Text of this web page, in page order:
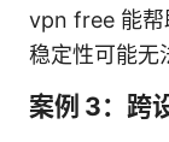
vpn free 能帮
稳定性可能无
案例 3：跨